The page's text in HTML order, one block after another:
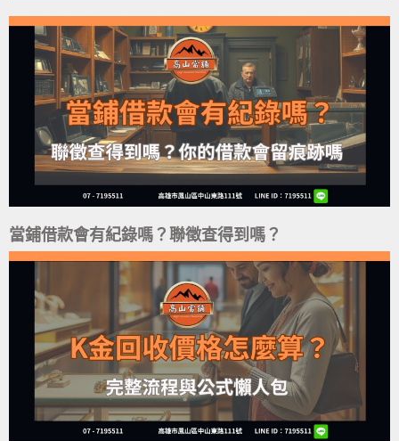
當鋪借款會有紀錄嗎？聯徵查得到嗎？